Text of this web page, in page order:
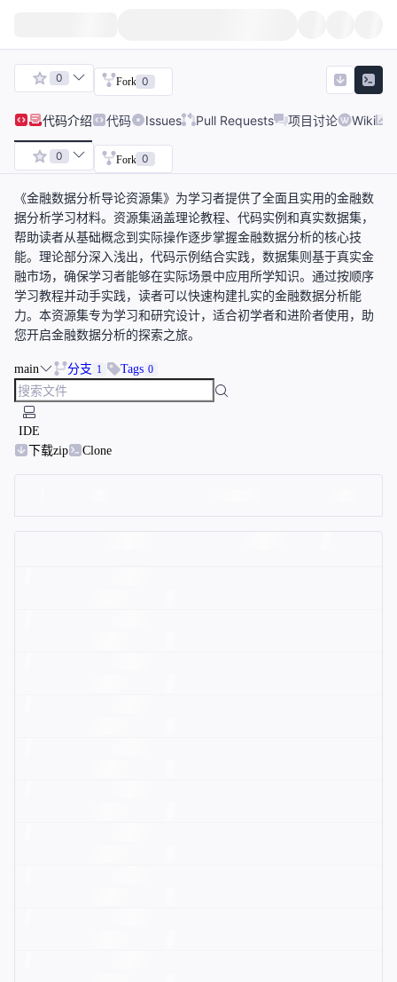
0 Fork 0
代码介绍 代码 Issues Pull Requests 项目讨论 Wiki
0 Fork 0
《金融数据分析导论资源集》为学习者提供了全面且实用的金融数
据分析学习材料。资源集涵盖理论教程、代码实例和真实数据集，
帮助读者从基础概念到实际操作逐步掌握金融数据分析的核心技
能。理论部分深入浅出，代码示例结合实践，数据集则基于真实金
融市场，确保学习者能够在实际场景中应用所学知识。通过按顺序
学习教程并动手实践，读者可以快速构建扎实的金融数据分析能
力。本资源集专为学习和研究设计，适合初学者和进阶者使用，助
您开启金融数据分析的探索之旅。
main 分支 1 Tags 0
IDE
下载zip
Clone